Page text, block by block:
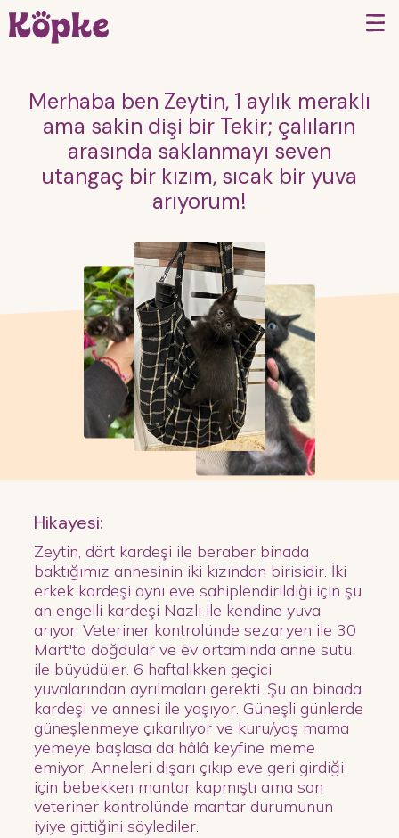
Merhaba ben Zeytin, 1 aylık meraklı
ama sakin dişi bir Tekir; çalıların
arasında saklanmayı seven
utangaç bir kızım, sıcak bir yuva
arıyorum!
Hikayesi:
Zeytin, dört kardeşi ile beraber binada
baktığımız annesinin iki kızından birisidir. İki
erkek kardeşi aynı eve sahiplendirildiği için şu
an engelli kardeşi Nazlı ile kendine yuva
arıyor. Veteriner kontrolünde sezaryen ile 30
Mart'ta doğdular ve ev ortamında anne sütü
ile büyüdüler. 6 haftalıkken geçici
yuvalarından ayrılmaları gerekti. Şu an binada
kardeşi ve annesi ile yaşıyor. Güneşli günlerde
güneşlenmeye çıkarılıyor ve kuru/yaş mama
yemeye başlasa da hâlâ keyfine meme
emiyor. Anneleri dışarı çıkıp eve geri girdiği
için bebekken mantar kapmıştı ama son
veteriner kontrolünde mantar durumunun
iyiye gittiğini söylediler.